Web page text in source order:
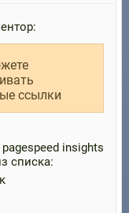
ссылки
insights
списка: